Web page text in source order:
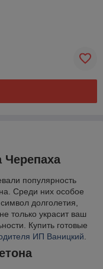
Черепаха
популярность
Среди них особое
долголетия,
только украсит ваш
Купить готовые
ИП Ваницкий.